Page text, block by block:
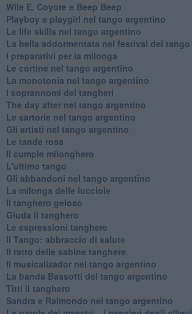
Wile E. Coyote e Beep Beep
Playboy e playgirl nel tango argentino
Le life skills nel tango argentino
La bella addormentata nel festival del tango
I preparativi per la milonga
Le cortine nel tango argentino
La monotonia nel tango argentino
I soprannomi dei tangheri
The day after nel tango argentino
Le sartorie nel tango argentino
Gli artisti nel tango argentino
Le tande rosa
Il cumple milonghero
L'ultimo tango
Gli abbandoni nel tango argentino
La milonga delle lucciole
Il tanghero geloso
Giuda il tanghero
Le espressioni tanghere
Il Tango: abbraccio di salute
Il ratto delle sabine tanghere
Il musicalizador nel tango argentino
La banda Bassotti del tango argentino
Titti il tanghero
Sandra e Raimondo nel tango argentino